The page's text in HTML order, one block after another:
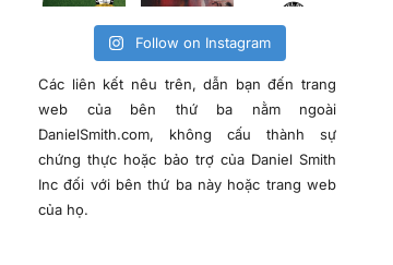
Follow on Instagram
Các liên kết nêu trên, dẫn bạn đến trang
web của bên thứ ba nằm ngoài
DanielSmith.com, không cấu thành sự
chứng thực hoặc bảo trợ của Daniel Smith
Inc đối với bên thứ ba này hoặc trang web
của họ.